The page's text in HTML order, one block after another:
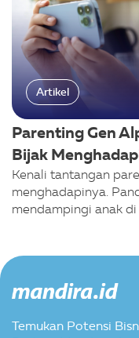
Artikel
Parenting Gen
Bijak
Kenali tantangan
menghadapinya.
mendampingi anak
Temukan Potensi